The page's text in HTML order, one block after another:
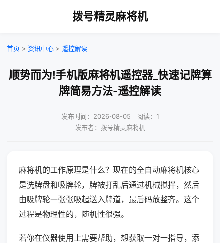
拨号精灵麻将机
首页 > 资讯中心 > 遥控解读
顺势而为!手机版麻将机遥控器_快速记牌算
牌简易方法-遥控解读
发布时间：2026-08-05｜阅读：1
发布者：拨号精灵麻将机
麻将机的工作原理是什么？现在的全自动麻将机核心
是洗牌盘和吸牌轮，牌被打乱后通过机械搅拌，然后
由吸牌轮一张张吸起送入牌道，最后码放整齐。这个
过程是物理性的，随机性很强。
若你在仪器使用上需要帮助，想获取一对一指导，添